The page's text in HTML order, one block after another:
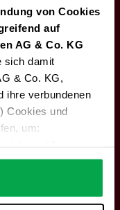
von Cookies
auf
AG & Co. KG
sich damit
& Co. KG,
ihre verbundenen
Cookies und
um:
Dienste zu
965